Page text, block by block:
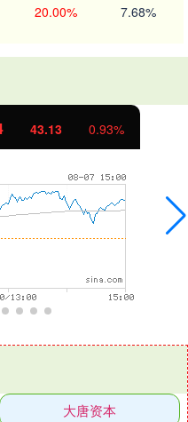
20.00% 7.68%
11.37 1.01%
大唐资本